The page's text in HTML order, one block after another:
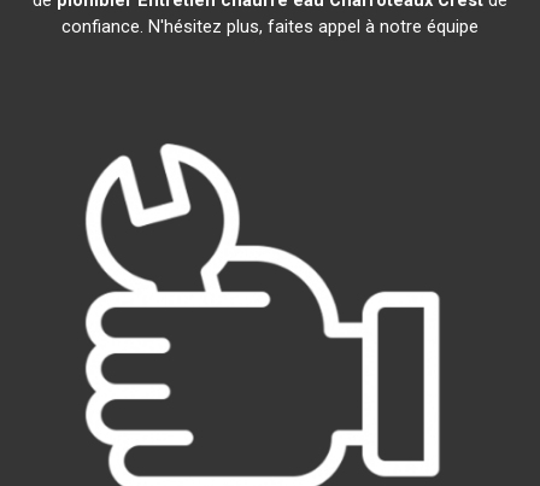
confiance. N'hésitez plus, faites appel à notre équipe